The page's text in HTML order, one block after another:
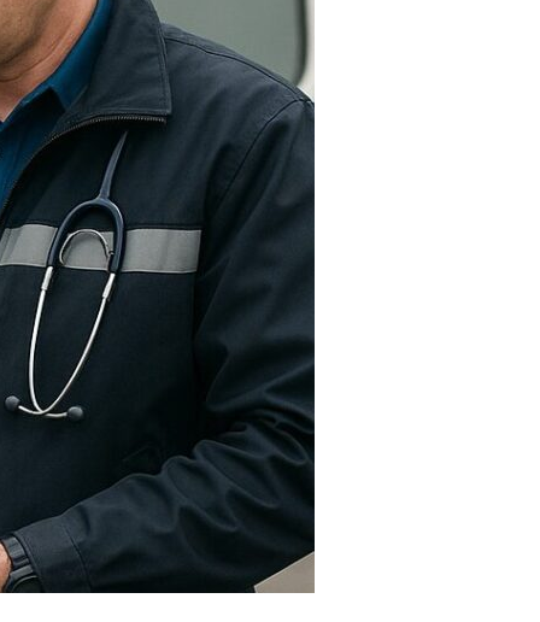
OBRAS SOCIALES
LABORATORIOS
ORTOPEDIAS
KINESIOLOGÍA
TRAUMATOLOGIA
SERVICIOS DE AMBULANCIAS